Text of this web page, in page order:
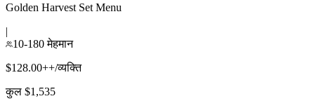
Golden Harvest Set Menu
|
10-180 मेहमान
$128.00++/व्यक्ति
कुल $1,535